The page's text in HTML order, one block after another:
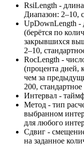
RsiLength -
Диапазон: 2–10,
UpDownLength -
(берётся по
закрывшихся
2–10,
RocLength -
(процента дней,
чем за
200,
Интервал -
Метод - тип
выбранном
для любого
Сдвиг -
на заданное